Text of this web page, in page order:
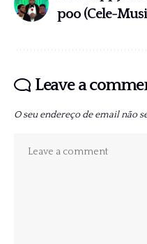
poo (Cele-
Leave a
O seu endereço de email não